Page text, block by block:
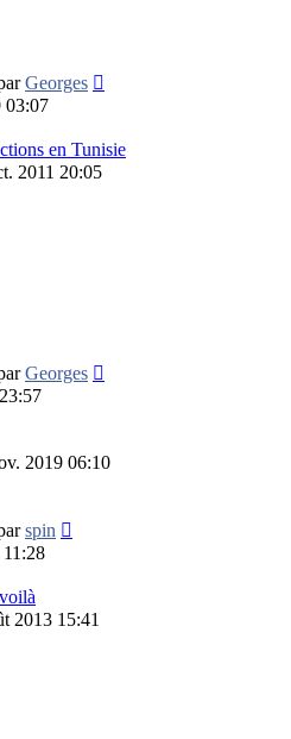
Georges
03:07
en Tunisie
2011 20:05
Georges
2019 06:10
spin
2013 15:41